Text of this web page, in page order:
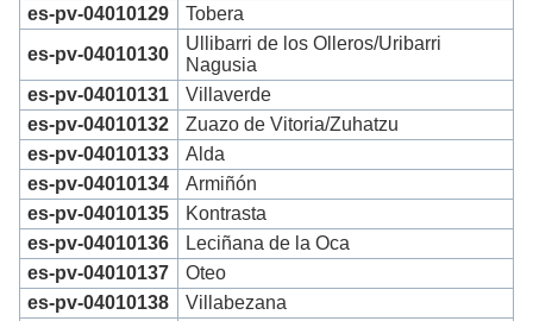
es-pv-04010129
Tobera
es-pv-04010130
Ullibarri de los Olleros/Uribarri
Nagusia
es-pv-04010131
Villaverde
es-pv-04010132
Zuazo de Vitoria/Zuhatzu
es-pv-04010133
Alda
es-pv-04010134
Armiñón
es-pv-04010135
Kontrasta
es-pv-04010136
Leciñana de la Oca
es-pv-04010137
Oteo
es-pv-04010138
Villabezana